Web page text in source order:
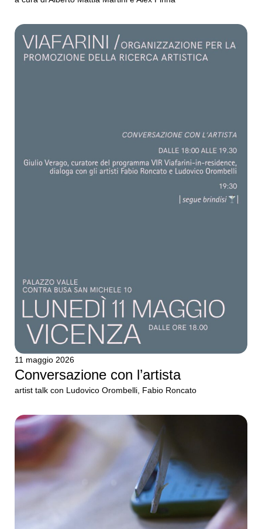
11 maggio 2026
Conversazione con l’artista
artist talk con Ludovico Orombelli, Fabio Roncato